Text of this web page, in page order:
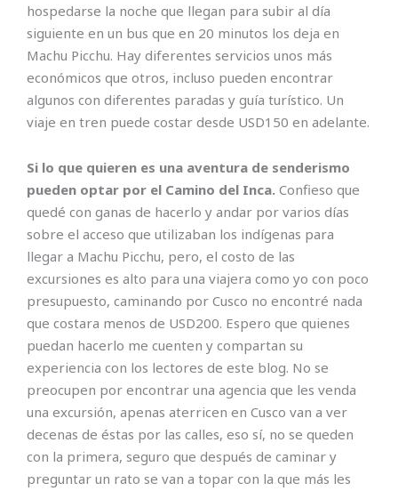
hospedarse la noche que llegan para subir al día
siguiente en un bus que en 20 minutos los deja en
Machu Picchu. Hay diferentes servicios unos más
económicos que otros, incluso pueden encontrar
algunos con diferentes paradas y guía turístico. Un
viaje en tren puede costar desde USD150 en adelante.
Si lo que quieren es una aventura de senderismo
pueden optar por el Camino del Inca. Confieso que
quedé con ganas de hacerlo y andar por varios días
sobre el acceso que utilizaban los indígenas para
llegar a Machu Picchu, pero, el costo de las
excursiones es alto para una viajera como yo con poco
presupuesto, caminando por Cusco no encontré nada
que costara menos de USD200. Espero que quienes
puedan hacerlo me cuenten y compartan su
experiencia con los lectores de este blog. No se
preocupen por encontrar una agencia que les venda
una excursión, apenas aterricen en Cusco van a ver
decenas de éstas por las calles, eso sí, no se queden
con la primera, seguro que después de caminar y
preguntar un rato se van a topar con la que más les